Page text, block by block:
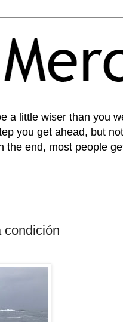
a little wiser than you
you get ahead, but
end, most people
condición